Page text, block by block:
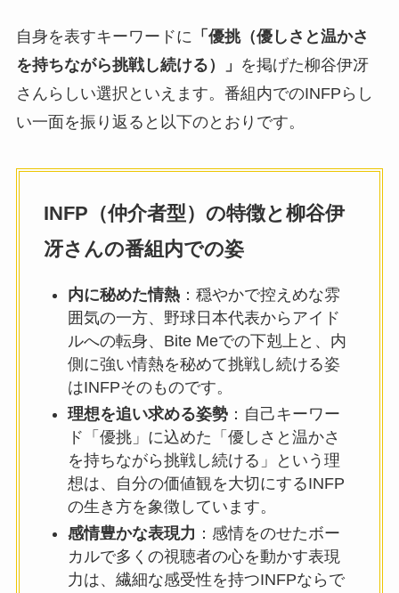
自身を表すキーワードに 「優挑（優しさと温かさ
を持ちながら挑戦し続ける）」 を掲げた柳谷伊冴
さんらしい選択といえます。番組内でのINFPらし
い一面を振り返ると以下のとおりです。
INFP（仲介者型）の特徴と柳谷伊
冴さんの番組内での姿
内に秘めた情熱：穏やかで控えめな雰
囲気の一方、野球日本代表からアイド
ルへの転身、Bite Meでの下剋上と、内
側に強い情熱を秘めて挑戦し続ける姿
はINFPそのものです。
理想を追い求める姿勢：自己キーワー
ド「優挑」に込めた「優しさと温かさ
を持ちながら挑戦し続ける」という理
想は、自分の価値観を大切にするINFP
の生き方を象徴しています。
感情豊かな表現力 ：感情をのせたボー
カルで多くの視聴者の心を動かす表現
力は、繊細な感受性を持つINFPならで